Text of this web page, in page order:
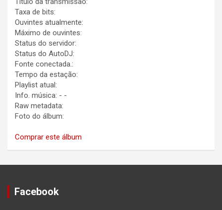
Taxa de bits:
Ouvintes atualmente:
Máximo de ouvintes:
Status do servidor:
Status do AutoDJ:
Fonte conectada.:
Tempo da estação:
Playlist atual:
Info. música: - -
Raw metadata:
Foto do álbum:
Comprar este álbum
Facebook